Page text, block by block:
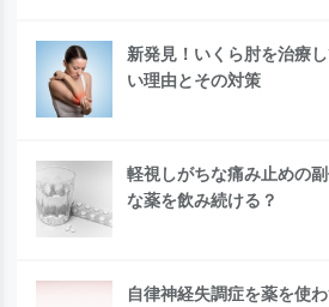
新発見！いくら肘を治療
い理由とその対策
軽視しがちな痛み止めの
な薬を飲み続ける？
自律神経失調症を薬を使